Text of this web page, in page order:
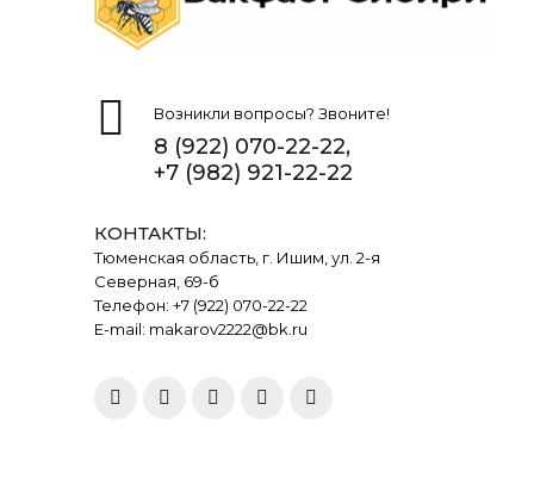
Возникли вопросы? Звоните!
8 (922) 070-22-22,
+7 (982) 921-22-22
КОНТАКТЫ:
Тюменская область, г. Ишим, ул. 2-я
Северная, 69-б
Телефон: +7 (922) 070-22-22
E-mail: makarov2222@bk.ru